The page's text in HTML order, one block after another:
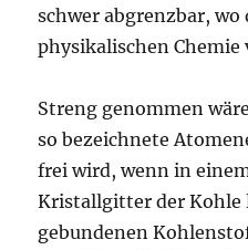
schwer abgrenzbar, wo
physikalischen Chemie
Streng genommen
so bezeichnete
frei wird, wenn in
Kristallgitter der Kohle
gebundenen